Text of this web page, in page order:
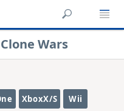
Wars
XboxX/S Wii